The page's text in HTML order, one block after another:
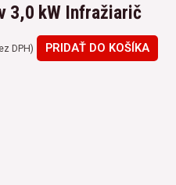
3,0 kW Infražiarič
DPH) PRIDAŤ DO KOŠÍKA